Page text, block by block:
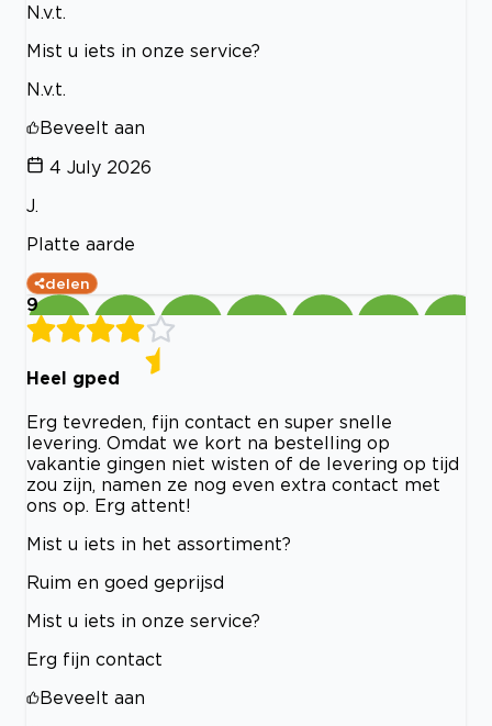
N.v.t.
Mist u iets in onze service?
N.v.t.
Beveelt aan
4 July 2026
J.
Platte aarde
delen
9
Heel gped
Erg tevreden, fijn contact en super snelle
levering. Omdat we kort na bestelling op
vakantie gingen niet wisten of de levering op tijd
zou zijn, namen ze nog even extra contact met
ons op. Erg attent!
Mist u iets in het assortiment?
Ruim en goed geprijsd
Mist u iets in onze service?
Erg fijn contact
Beveelt aan